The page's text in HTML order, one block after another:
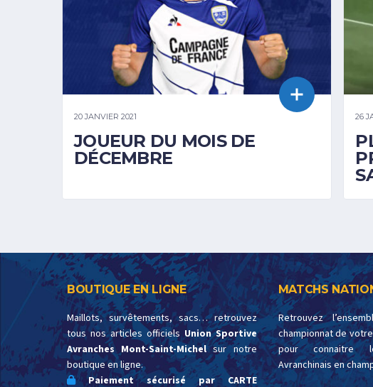
20 JANVIER 2021
JOUEUR DU MOIS DE
DÉCEMBRE
26
BOUTIQUE EN LIGNE
Maillots, survêtements, sacs… retrouvez
tous nos articles officiels Union Sportive
Avranches Mont-Saint-Michelsur notre
boutique en ligne.
Paiement sécurisé par CARTE
MATCHS
Retrouvez
championnat de
pour connaitre
Avranchinais en